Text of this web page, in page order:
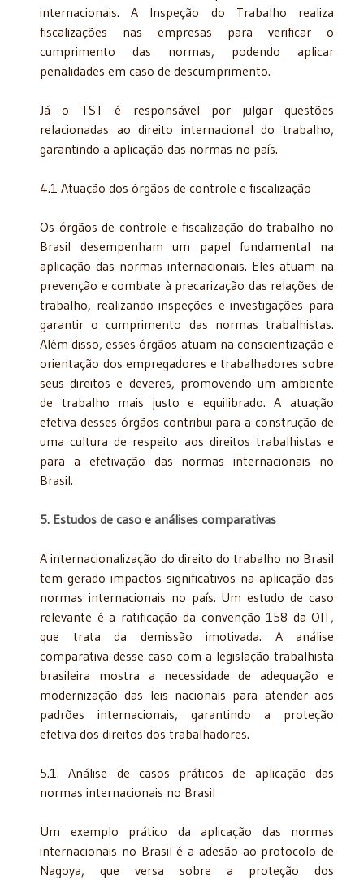
internacionais. A Inspeção do Trabalho realiza
fiscalizações nas empresas para verificar o
cumprimento das normas, podendo aplicar
penalidades em caso de descumprimento.
Já o TST é responsável por julgar questões
relacionadas ao direito internacional do trabalho,
garantindo a aplicação das normas no país.
4.1 Atuação dos órgãos de controle e fiscalização
Os órgãos de controle e fiscalização do trabalho no
Brasil desempenham um papel fundamental na
aplicação das normas internacionais. Eles atuam na
prevenção e combate à precarização das relações de
trabalho, realizando inspeções e investigações para
garantir o cumprimento das normas trabalhistas.
Além disso, esses órgãos atuam na conscientização e
orientação dos empregadores e trabalhadores sobre
seus direitos e deveres, promovendo um ambiente
de trabalho mais justo e equilibrado. A atuação
efetiva desses órgãos contribui para a construção de
uma cultura de respeito aos direitos trabalhistas e
para a efetivação das normas internacionais no
Brasil.
5. Estudos de caso e análises comparativas
A internacionalização do direito do trabalho no Brasil
tem gerado impactos significativos na aplicação das
normas internacionais no país. Um estudo de caso
relevante é a ratificação da convenção 158 da OIT,
que trata da demissão imotivada. A análise
comparativa desse caso com a legislação trabalhista
brasileira mostra a necessidade de adequação e
modernização das leis nacionais para atender aos
padrões internacionais, garantindo a proteção
efetiva dos direitos dos trabalhadores.
5.1. Análise de casos práticos de aplicação das
normas internacionais no Brasil
Um exemplo prático da aplicação das normas
internacionais no Brasil é a adesão ao protocolo de
Nagoya, que versa sobre a proteção dos